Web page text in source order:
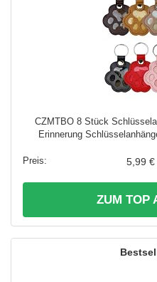
CZMTBO 8 Stück
Erinnerung
5,99 €
ZUM TOP